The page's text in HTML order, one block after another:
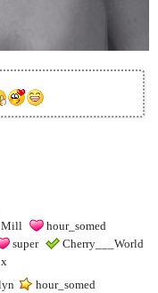
Mill
hour_somed
super
Cherry___World
hour_somed